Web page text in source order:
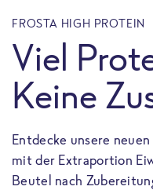
FROSTA HIGH PROTEIN
Viel
Keine
Entdecke unsere
mit der Extraportion
Beutel nach